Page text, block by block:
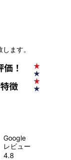
ます。
Google
レビュー
4.8